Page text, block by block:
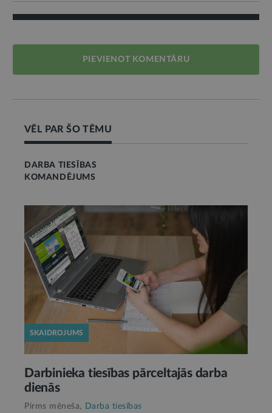
PIEVIENOT KOMENTĀRU
VĒL PAR ŠO TĒMU
DARBA TIESĪBAS
KOMANDĒJUMS
SKAIDROJUMS
Darbinieka tiesības pārceltajās darba
dienās
Pirms mēneša, Darba tiesības